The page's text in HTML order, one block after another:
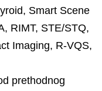
Smart Scene
RIMT, STE/STQ,
Imaging, R-VQS,
prethodnog